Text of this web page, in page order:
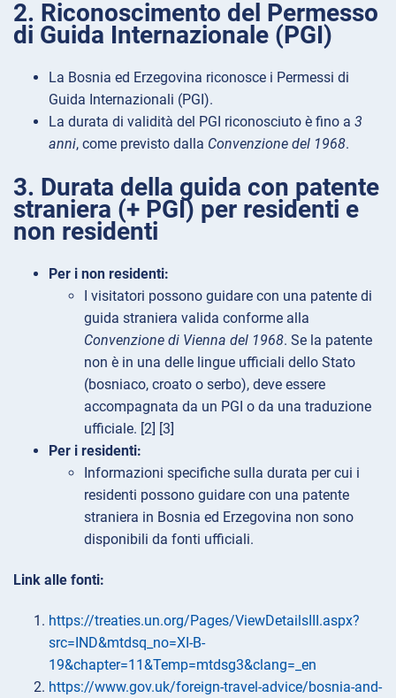
2. Riconoscimento del Permesso
di Guida Internazionale (PGI)
La Bosnia ed Erzegovina riconosce i Permessi di
Guida Internazionali (PGI).
La durata di validità del PGI riconosciuto è fino a 3
anni, come previsto dalla Convenzione del 1968.
3. Durata della guida con patente
straniera (+ PGI) per residenti e
non residenti
Per i non residenti:
I visitatori possono guidare con una patente di
guida straniera valida conforme alla
Convenzione di Vienna del 1968. Se la patente
non è in una delle lingue ufficiali dello Stato
(bosniaco, croato o serbo), deve essere
accompagnata da un PGI o da una traduzione
ufficiale. [2] [3]
Per i residenti:
Informazioni specifiche sulla durata per cui i
residenti possono guidare con una patente
straniera in Bosnia ed Erzegovina non sono
disponibili da fonti ufficiali.
Link alle fonti:
https://treaties.un.org/Pages/ViewDetailsIII.aspx?
src=IND&mtdsq_no=XI-B-
19&chapter=11&Temp=mtdsg3&clang=_en
https://www.gov.uk/foreign-travel-advice/bosnia-and-